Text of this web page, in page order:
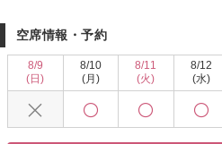
一緒にお客様の魅力を引き出します！
空席情報・予約
8/9
(日)
8/10
(月)
8/11
(火)
8/12
(水)